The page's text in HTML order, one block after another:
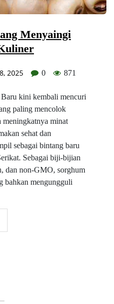
Menyaingi
2025 0 871
kini kembali mencuri
paling mencolok
meningkatnya minat
sehat dan
sebagai bintang baru
Sebagai biji-bijian
dan non-GMO, sorghum
bahkan mengungguli